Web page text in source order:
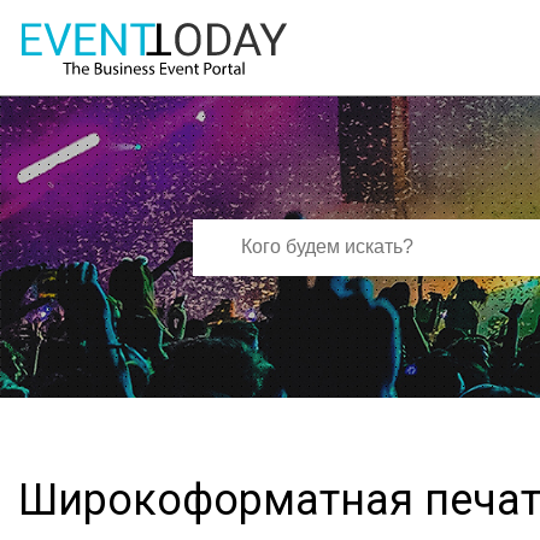
Широкоформатная